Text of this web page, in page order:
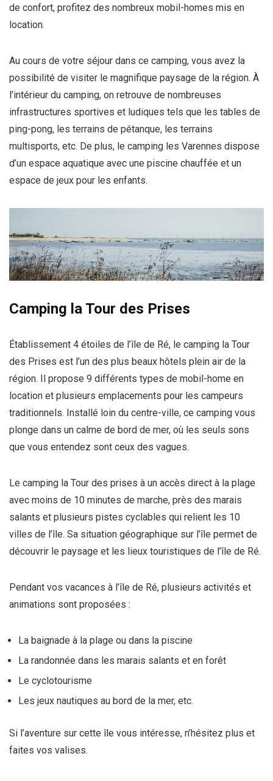
de confort, profitez des nombreux mobil-homes mis en
location.
Au cours de votre séjour dans ce camping, vous avez la
possibilité de visiter le magnifique paysage de la région. À
l’intérieur du camping, on retrouve de nombreuses
infrastructures sportives et ludiques tels que les tables de
ping-pong, les terrains de pétanque, les terrains
multisports, etc. De plus, le camping les Varennes dispose
d’un espace aquatique avec une piscine chauffée et un
espace de jeux pour les enfants.
Camping la Tour des Prises
Établissement 4 étoiles de l’île de Ré, le camping la Tour
des Prises est l’un des plus beaux hôtels plein air de la
région. Il propose 9 différents types de mobil-home en
location et plusieurs emplacements pour les campeurs
traditionnels. Installé loin du centre-ville, ce camping vous
plonge dans un calme de bord de mer, où les seuls sons
que vous entendez sont ceux des vagues.
Le camping la Tour des prises à un accès direct à la plage
avec moins de 10 minutes de marche, près des marais
salants et plusieurs pistes cyclables qui relient les 10
villes de l’île. Sa situation géographique sur l’île permet de
découvrir le paysage et les lieux touristiques de l’île de Ré.
Pendant vos vacances à l’île de Ré, plusieurs activités et
animations sont proposées :
La baignade à la plage ou dans la piscine
La randonnée dans les marais salants et en forêt
Le cyclotourisme
Les jeux nautiques au bord de la mer, etc.
Si l’aventure sur cette île vous intéresse, n’hésitez plus et
faites vos valises.